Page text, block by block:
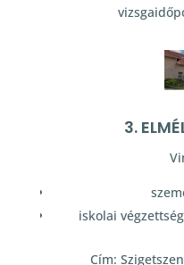
3.
iskolai
Cím: